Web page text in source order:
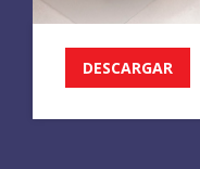
DESCARGAR